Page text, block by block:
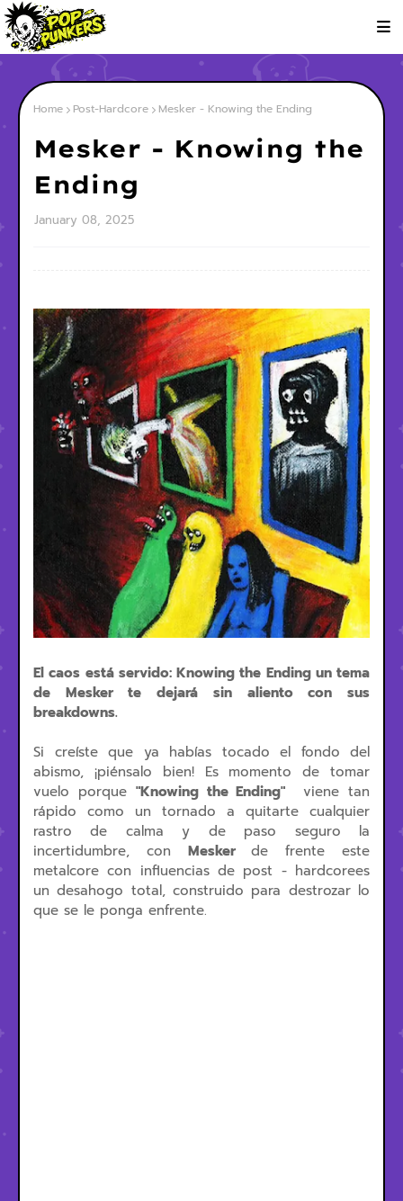
Home Post-Hardcore Mesker - Knowing the Ending
Mesker - Knowing the
Ending
January 08, 2025
El caos está servido: Knowing the Ending un tema
de Mesker te dejará sin aliento con sus
breakdowns.
Si creíste que ya habías tocado el fondo del
abismo, ¡piénsalo bien! Es momento de tomar
vuelo porque "Knowing the Ending" viene tan
rápido como un tornado a quitarte cualquier
rastro de calma y de paso seguro la
incertidumbre, con Meskerde frente este
metalcore con influencias de post - hardcorees
un desahogo total, construido para destrozar lo
que se le ponga enfrente.